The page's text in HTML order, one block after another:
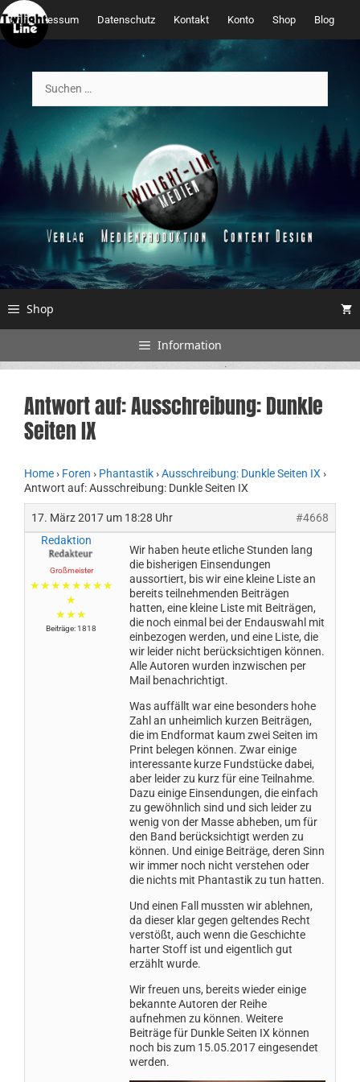
Zum
Inhalt
springen
Impressum Datenschutz Kontakt Konto Shop Blog
nach:
Shop
Information
Antwort auf: Ausschreibung: Dunkle
Seiten IX
Home› Foren › Phantastik›Ausschreibung: Dunkle Seiten IX›
Antwort auf: Ausschreibung: Dunkle Seiten IX
17. März 2017 um 18:28 Uhr
#4668
Redaktion
Großmeister
★★★★★★★★
★
★★★
Beiträge: 1818
Wir haben heute etliche Stunden lang
die bisherigen Einsendungen
aussortiert, bis wir eine kleine Liste an
bereits teilnehmenden Beiträgen
hatten, eine kleine Liste mit Beiträgen,
die noch einmal bei der Endauswahl mit
einbezogen werden, und eine Liste, die
wir leider nicht berücksichtigen können.
Alle Autoren wurden inzwischen per
Mail benachrichtigt.
Was auffällt war eine besonders hohe
Zahl an unheimlich kurzen Beiträgen,
die im Endformat kaum zwei Seiten im
Print belegen können. Zwar einige
interessante kurze Fundstücke dabei,
aber leider zu kurz für eine Teilnahme.
Dazu einige Einsendungen, die einfach
zu gewöhnlich sind und sich leider zu
wenig von der Masse abheben, um für
den Band berücksichtigt werden zu
können. Und einige Beiträge, deren Sinn
wir immer noch nicht verstehen oder
die nichts mit Phantastik zu tun hatten.
Und einen Fall mussten wir ablehnen,
da dieser klar gegen geltendes Recht
verstößt, auch wenn die Geschichte
harter Stoff ist und eigentlich gut
erzählt wurde.
Wir freuen uns, bereits wieder einige
bekannte Autoren der Reihe
aufnehmen zu können. Weitere
Beiträge für Dunkle Seiten IX können
noch bis zum 15.05.2017 eingesendet
werden.